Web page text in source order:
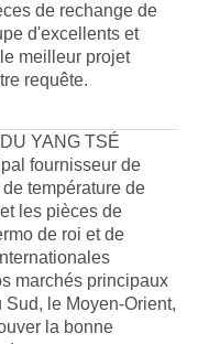
de rechange de
d'excellents et
meilleur projet
requête.
YANG TSÉ
fournisseur de
température de
les pièces de
de roi et de
marchés principaux
le Moyen-Orient,
la bonne